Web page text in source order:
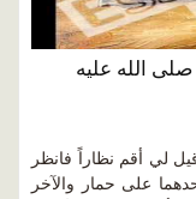
الله عليه
لي أقم نظاراً فانظر
على حمار والآخر